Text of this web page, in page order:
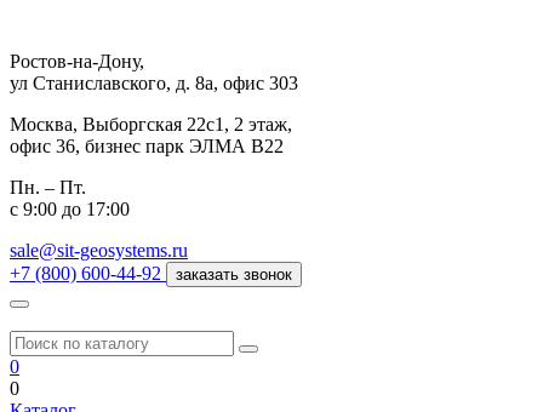
Ростов-на-Дону,
ул Станиславского, д. 8а, офис 303
Москва, Выборгская 22с1, 2 этаж,
офис 36, бизнес парк ЭЛМА В22
Пн. – Пт.
с 9:00 до 17:00
sale@sit-geosystems.ru
+7 (800) 600-44-92
заказать звонок
0
0